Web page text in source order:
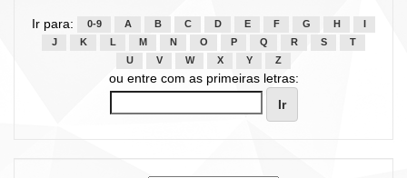
Ir para: 0-9 A B C D E F G H
J
K L M N O P Q R S
T
U
V W X Y Z
ou entre com as primeiras letras: